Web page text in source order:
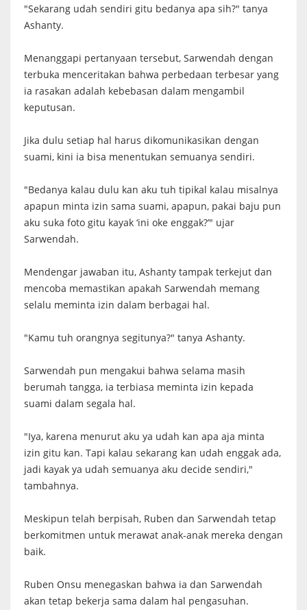
"Sekarang udah sendiri gitu bedanya apa sih?" tanya
Ashanty.
Menanggapi pertanyaan tersebut, Sarwendah dengan
terbuka menceritakan bahwa perbedaan terbesar yang
ia rasakan adalah kebebasan dalam mengambil
keputusan.
Jika dulu setiap hal harus dikomunikasikan dengan
suami, kini ia bisa menentukan semuanya sendiri.
"Bedanya kalau dulu kan aku tuh tipikal kalau misalnya
apapun minta izin sama suami, apapun, pakai baju pun
aku suka foto gitu kayak ‘ini oke enggak?’" ujar
Sarwendah.
Mendengar jawaban itu, Ashanty tampak terkejut dan
mencoba memastikan apakah Sarwendah memang
selalu meminta izin dalam berbagai hal.
"Kamu tuh orangnya segitunya?" tanya Ashanty.
Sarwendah pun mengakui bahwa selama masih
berumah tangga, ia terbiasa meminta izin kepada
suami dalam segala hal.
"Iya, karena menurut aku ya udah kan apa aja minta
izin gitu kan. Tapi kalau sekarang kan udah enggak ada,
jadi kayak ya udah semuanya aku decide sendiri,"
tambahnya.
Meskipun telah berpisah, Ruben dan Sarwendah tetap
berkomitmen untuk merawat anak-anak mereka dengan
baik.
Ruben Onsu menegaskan bahwa ia dan Sarwendah
akan tetap bekerja sama dalam hal pengasuhan.